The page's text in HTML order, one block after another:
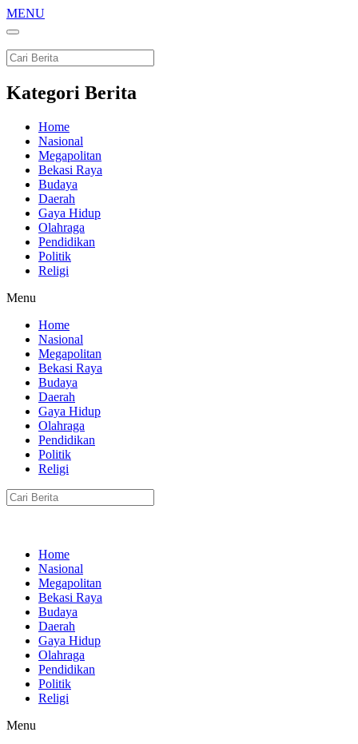
MENU
Kategori Berita
Home
Nasional
Megapolitan
Bekasi Raya
Budaya
Daerah
Gaya Hidup
Olahraga
Pendidikan
Politik
Religi
Menu
Home
Nasional
Megapolitan
Bekasi Raya
Budaya
Daerah
Gaya Hidup
Olahraga
Pendidikan
Politik
Religi
Home
Nasional
Megapolitan
Bekasi Raya
Budaya
Daerah
Gaya Hidup
Olahraga
Pendidikan
Politik
Religi
Menu